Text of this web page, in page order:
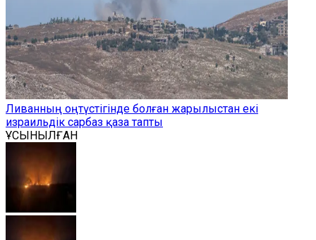
Ливанның оңтүстігінде болған жарылыстан екі
израильдік сарбаз қаза тапты
ҰСЫНЫЛҒАН